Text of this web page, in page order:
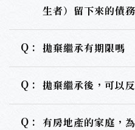
生者）留下來的債
Q : 拋棄繼承有期限嗎
Q : 拋棄繼承後，可以
Q :
有房地產的家庭，